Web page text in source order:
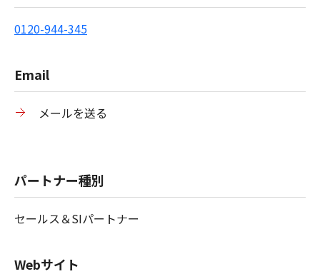
0120-944-345
Email
メールを送る
パートナー種別
セールス＆SIパートナー
Webサイト